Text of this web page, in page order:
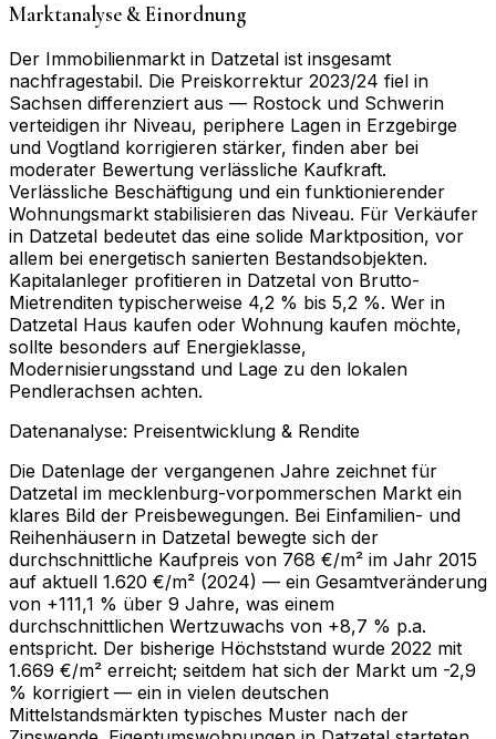
Marktanalyse & Einordnung
Der Immobilienmarkt in Datzetal ist insgesamt
nachfragestabil. Die Preiskorrektur 2023/24 fiel in
Sachsen differenziert aus — Rostock und Schwerin
verteidigen ihr Niveau, periphere Lagen in Erzgebirge
und Vogtland korrigieren stärker, finden aber bei
moderater Bewertung verlässliche Kaufkraft.
Verlässliche Beschäftigung und ein funktionierender
Wohnungsmarkt stabilisieren das Niveau. Für Verkäufer
in Datzetal bedeutet das eine solide Marktposition, vor
allem bei energetisch sanierten Bestandsobjekten.
Kapitalanleger profitieren in Datzetal von Brutto-
Mietrenditen typischerweise 4,2 % bis 5,2 %. Wer in
Datzetal Haus kaufen oder Wohnung kaufen möchte,
sollte besonders auf Energieklasse,
Modernisierungsstand und Lage zu den lokalen
Pendlerachsen achten.
Datenanalyse: Preisentwicklung & Rendite
Die Datenlage der vergangenen Jahre zeichnet für
Datzetal im mecklenburg-vorpommerschen Markt ein
klares Bild der Preisbewegungen. Bei Einfamilien- und
Reihenhäusern in Datzetal bewegte sich der
durchschnittliche Kaufpreis von 768 €/m² im Jahr 2015
auf aktuell 1.620 €/m² (2024) — ein Gesamtveränderung
von +111,1 % über 9 Jahre, was einem
durchschnittlichen Wertzuwachs von +8,7 % p.a.
entspricht. Der bisherige Höchststand wurde 2022 mit
1.669 €/m² erreicht; seitdem hat sich der Markt um -2,9
% korrigiert — ein in vielen deutschen
Mittelstandsmärkten typisches Muster nach der